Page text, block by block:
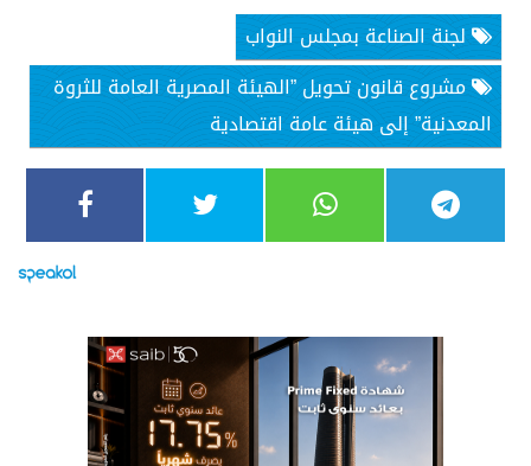
لجنة الصناعة بمجلس النواب
مشروع قانون تحويل ”الهيئة المصرية العامة للثروة
المعدنية” إلى هيئة عامة اقتصادية